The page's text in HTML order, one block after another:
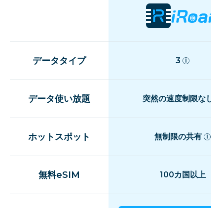
データタイプ 3
データ使い放題 突然の速度制限なし
ホットスポット 無制限の共有
無料eSIM 100カ国以上